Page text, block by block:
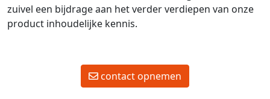
zuivel een bijdrage aan het verder verdiepen van onze
product inhoudelijke kennis.
contact opnemen